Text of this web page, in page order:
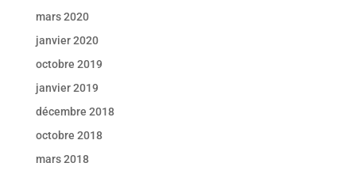
mars 2020
janvier 2020
octobre 2019
janvier 2019
décembre 2018
octobre 2018
mars 2018